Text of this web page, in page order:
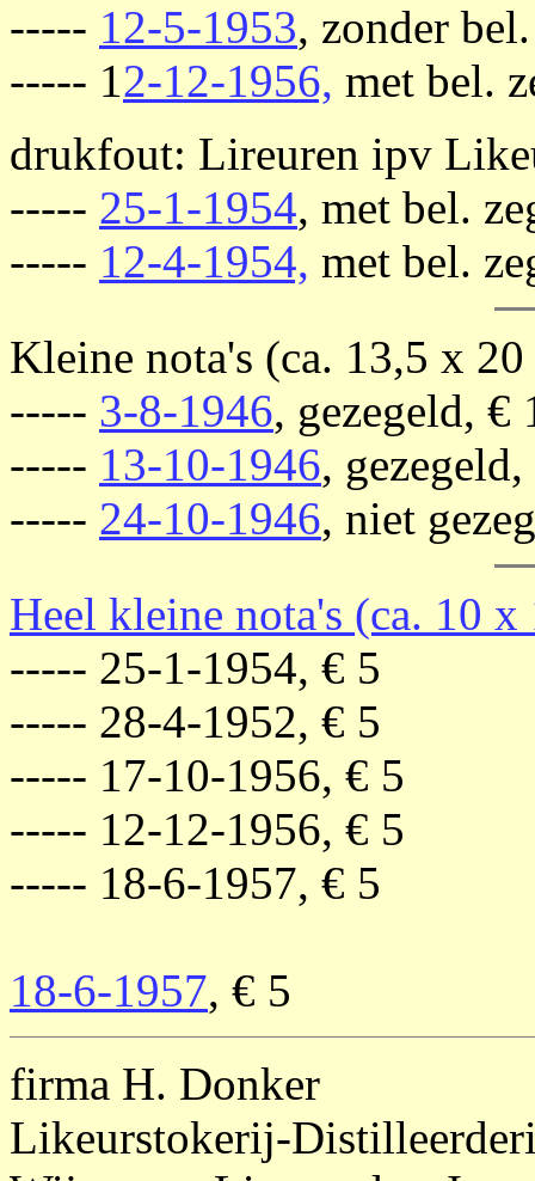
----- 12-5-1953, zonder
----- 12-12-1956, met bel.
drukfout: Lireuren ipv
----- 25-1-1954, met bel.
----- 12-4-1954, met bel.
Kleine nota's (ca. 13,5 x
----- 3-8-1946, gezegeld, €
----- 13-10-1946,
----- 24-10-1946, niet
Heel kleine nota's (ca. 10 x
----- 25-1-1954, € 5
----- 28-4-1952, € 5
----- 17-10-1956, € 5
----- 12-12-1956, € 5
----- 18-6-1957, € 5
18-6-1957, € 5
firma H. Donker
Likeurstokerij-